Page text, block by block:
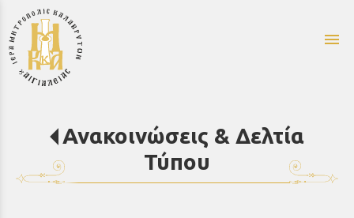
menu
Ανακοινώσεις & Δελτία
Τύπου